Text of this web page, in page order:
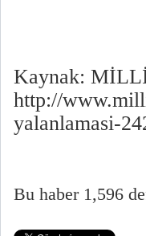
Kaynak:
http://
yalanlamasi-
Bu haber 1,596